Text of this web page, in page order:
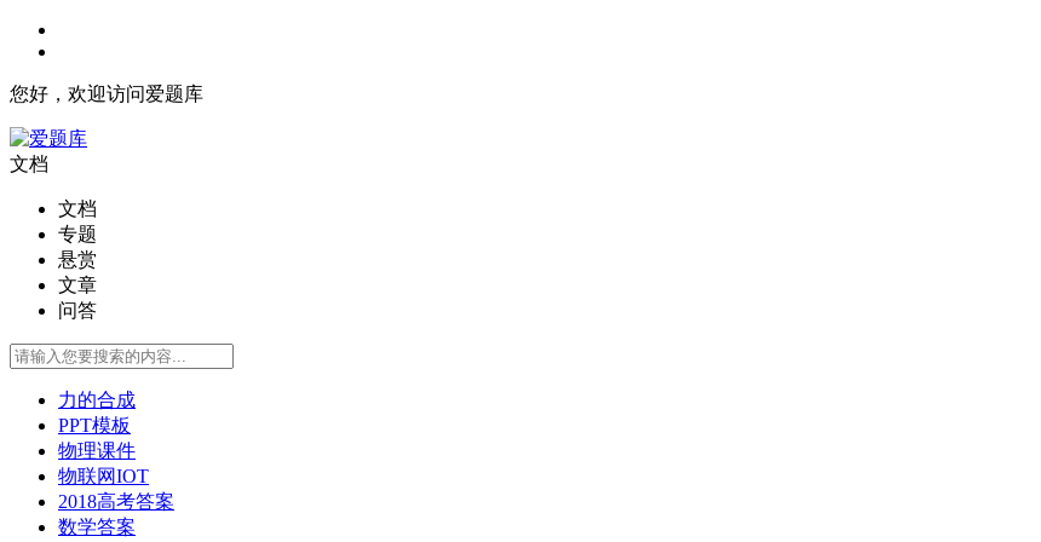
您好，欢迎访问爱题库
文档
文档
专题
悬赏
文章
问答
力的合成
PPT模板
物理课件
物联网IOT
2018高考答案
数学答案